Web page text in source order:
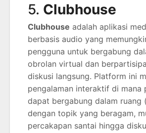
5. Clubhouse
Clubhouse adalah aplikasi
berbasis audio yang
pengguna untuk bergabung
obrolan virtual dan
diskusi langsung. Platform ini
pengalaman interaktif di mana
dapat bergabung dalam ruang
dengan topik yang beragam,
percakapan santai hingga